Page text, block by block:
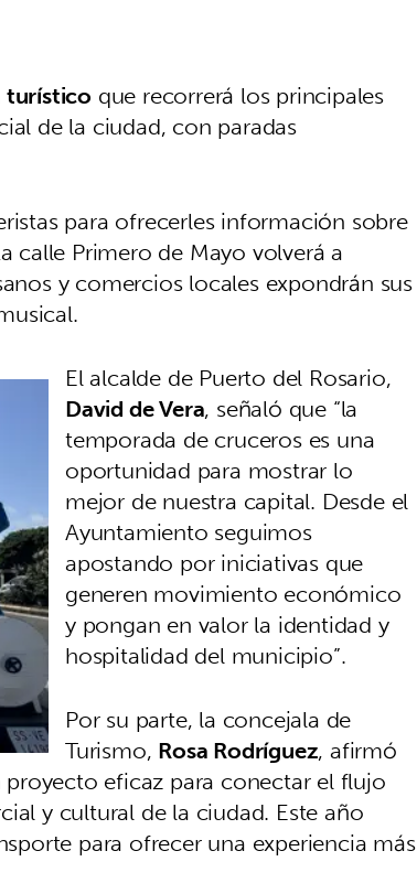
que recorrerá los principales
de la ciudad, con paradas
para ofrecerles información sobre
calle Primero de Mayo volverá a
y comercios locales expondrán sus
El alcalde de Puerto del Rosario,
David de Vera, señaló que “la
temporada de cruceros es una
oportunidad para mostrar lo
mejor de nuestra capital. Desde el
Ayuntamiento seguimos
apostando por iniciativas que
generen movimiento económico
y pongan en valor la identidad y
hospitalidad del municipio”.
Por su parte, la concejala de
Turismo, Rosa Rodríguez, afirmó
proyecto eficaz para conectar el flujo
y cultural de la ciudad. Este año
para ofrecer una experiencia más